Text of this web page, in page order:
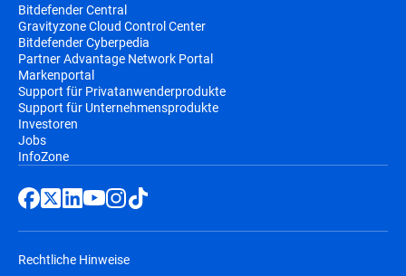
Bitdefender Central
Gravityzone Cloud Control Center
Bitdefender Cyberpedia
Partner Advantage Network Portal
Markenportal
Support für Privatanwenderprodukte
Support für Unternehmensprodukte
Investoren
Jobs
InfoZone
Rechtliche Hinweise